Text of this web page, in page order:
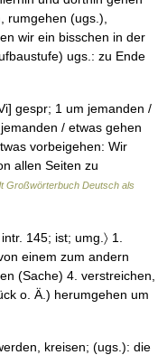
rumgehen (ugs.),
wir ein bisschen in der
ugs.: zu Ende
gespr; 1 um jemanden /
/ etwas gehen
vorbeigehen: Wir
allen Seiten zu
Großwörterbuch Deutsch als
145; ist; umg.〉 1.
einem zum andern
(Sache) 4. verstreichen,
o. Ä.) herumgehen um
kreisen; (ugs.): die